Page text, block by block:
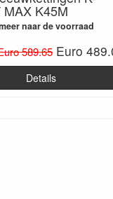
K45M
naar de voorraad
589.65 Euro
Details